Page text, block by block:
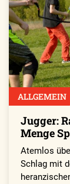
ALLGEMEIN
Jugger:
Menge
Atemlos
Schlag mit